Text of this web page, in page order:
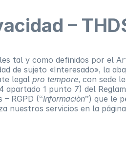
–
tal y como definidos por el
de sujeto «Interesado», la
legal pro tempore, con sede
apartado 1 punto 7) del
RGPD (“Informaciòn”) que le
nuestros servicios en la página